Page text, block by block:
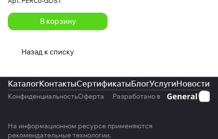
В корзину
Назад к списку
КаталогКонтактыСертификатыБлогУслугиНовости
КонфиденциальностьОферта Разработано в
На информационном ресурсе применяются
рекомендательные технологии.